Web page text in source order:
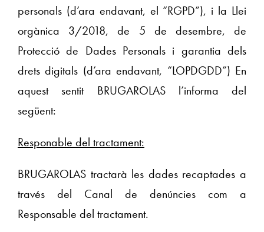
personals (d’ara endavant, el “RGPD”), i la Llei
orgànica 3/2018, de 5 de desembre, de
Protecció de Dades Personals i garantia dels
drets digitals (d’ara endavant, “LOPDGDD”) En
aquest sentit BRUGAROLAS l’informa del
següent:
Responable del tractament:
BRUGAROLAS tractarà les dades recaptades a
través del Canal de denúncies com a
Responsable del tractament.